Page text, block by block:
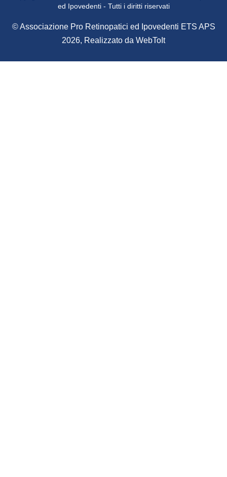
ed Ipovedenti - Tutti i diritti riservati
© Associazione Pro Retinopatici ed Ipovedenti ETS APS
2026, Realizzato da WebToIt